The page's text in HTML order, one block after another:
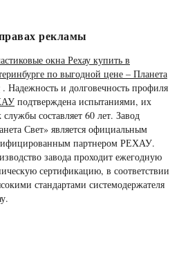
рекламы
окна Рехау купить в
по выгодной цене – Планета
. Надежность и долговечность профиля
подтверждена испытаниями, их
службы составляет 60 лет. Завод
Свет» является официальным
партнером РЕХАУ.
завода проходит ежегодную
сертификацию, в соответствии
стандартами системодержателя